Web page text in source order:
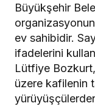
Büyükşehir
ev sahibidir.
ifadelerini
Lütfiye Bozkurt,
üzere kafilenin